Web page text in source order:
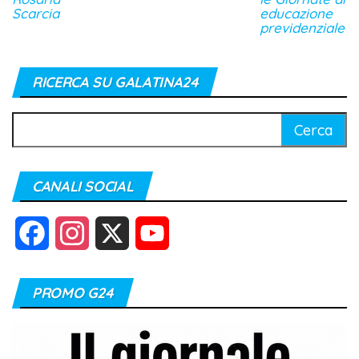
Scarcia
educazione
previdenziale
RICERCA SU GALATINA24
per:
CANALI SOCIAL
c s
t
PROMO G24